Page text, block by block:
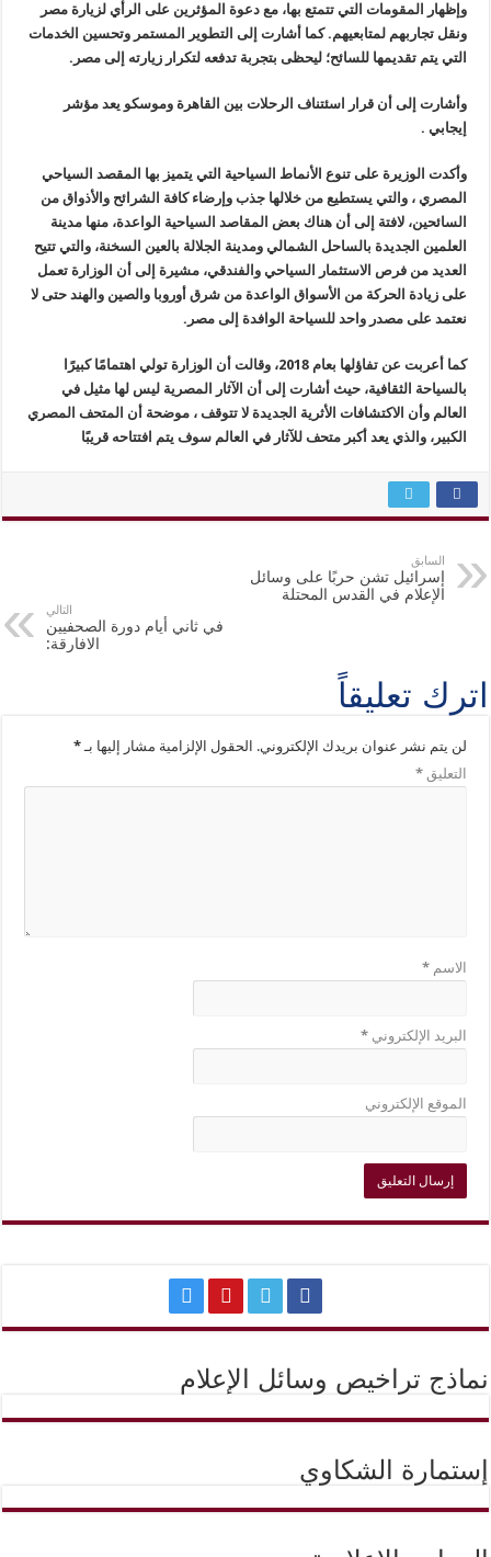
وإظهار المقومات التي تتمتع بها، مع دعوة المؤثرين على الرأي لزيارة مصر
ونقل تجاربهم لمتابعيهم. كما أشارت إلى التطوير المستمر وتحسين الخدمات
التي يتم تقديمها للسائح؛ ليحظى بتجربة تدفعه لتكرار زيارته إلى مصر.
وأشارت إلى أن قرار اسئتناف الرحلات بين القاهرة وموسكو يعد مؤشر
إيجابي .
وأكدت الوزيرة على تنوع الأنماط السياحية التي يتميز بها المقصد السياحي
المصري ، والتي يستطيع من خلالها جذب وإرضاء كافة الشرائح والأذواق من
السائحين، لافتة إلى أن هناك بعض المقاصد السياحية الواعدة، منها مدينة
العلمين الجديدة بالساحل الشمالي ومدينة الجلالة بالعين السخنة، والتي تتيح
العديد من فرص الاستثمار السياحي والفندقي، مشيرة إلى أن الوزارة تعمل
على زيادة الحركة من الأسواق الواعدة من شرق أوروبا والصين والهند حتى لا
نعتمد على مصدر واحد للسياحة الوافدة إلى مصر.
كما أعربت عن تفاؤلها بعام 2018، وقالت أن الوزارة تولي اهتمامًا كبيرًا
بالسياحة الثقافية، حيث أشارت إلى أن الآثار المصرية ليس لها مثيل في
العالم وأن الاكتشافات الأثرية الجديدة لا تتوقف ، موضحة أن المتحف المصري
الكبير، والذي يعد أكبر متحف للآثار في العالم سوف يتم افتتاحه قريبًا
السابق
إسرائيل تشن حربًا على وسائل
الإعلام في القدس المحتلة
التالي
في ثاني أيام دورة الصحفيين
الافارقة:
اترك تعليقاً
لن يتم نشر عنوان بريدك الإلكتروني. الحقول الإلزامية مشار إليها بـ*
التعليق*
الاسم*
البريد الإلكتروني*
الموقع الإلكتروني
نماذج تراخيص وسائل الإعلام
إستمارة الشكاوي